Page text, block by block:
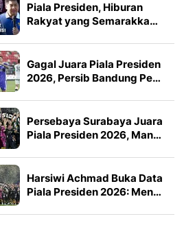
Piala Presiden, Hiburan
Rakyat yang Semarakka…
Gagal Juara Piala Presiden
2026, Persib Bandung Pe…
Persebaya Surabaya Juara
Piala Presiden 2026, Man…
Harsiwi Achmad Buka Data
Piala Presiden 2026: Men…